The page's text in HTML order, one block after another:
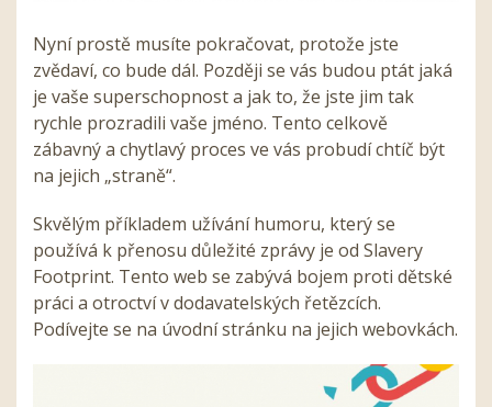
Nyní prostě musíte pokračovat, protože jste
zvědaví, co bude dál. Později se vás budou ptát jaká
je vaše superschopnost a jak to, že jste jim tak
rychle prozradili vaše jméno. Tento celkově
zábavný a chytlavý proces ve vás probudí chtíč být
na jejich „straně“.
Skvělým příkladem užívání humoru, který se
používá k přenosu důležité zprávy je od Slavery
Footprint. Tento web se zabývá bojem proti dětské
práci a otroctví v dodavatelských řetězcích.
Podívejte se na úvodní stránku na jejich webovkách.